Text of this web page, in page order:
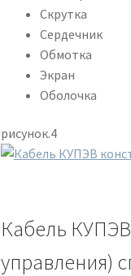
Скрутка
Сердечник
Обмотка
Экран
Оболочка
рисунок.4
Кабель
управления)